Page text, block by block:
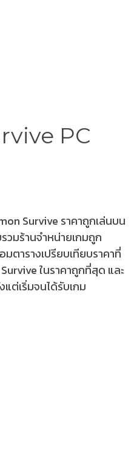
PC
Survive ราคาถูกเล่นบน
วมร้านจำหน่ายเกมถูก
ตารางเปรียบเทียบราคาที่
ในราคาถูกที่สุด และ
ต่เริ่มจนได้รับเกม